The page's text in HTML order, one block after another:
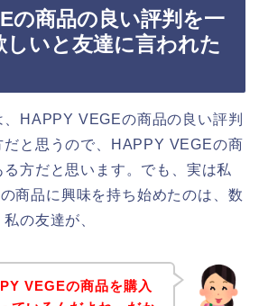
の商品の良い評判を一
いと友達に言われた
、HAPPY VEGEの商品の良い評判
だと思うので、HAPPY VEGEの商
方だと思います。でも、実は私
商品に興味を持ち始めたのは、数
の友達が、
VEGEの商品を購入